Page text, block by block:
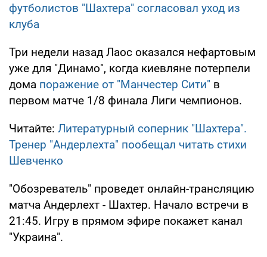
футболистов "Шахтера" согласовал уход из
клуба
Три недели назад Лаос оказался нефартовым
уже для "Динамо", когда киевляне потерпели
дома поражение от "Манчестер Сити" в
первом матче 1/8 финала Лиги чемпионов.
Читайте: Литературный соперник "Шахтера".
Тренер "Андерлехта" пообещал читать стихи
Шевченко
"Обозреватель" проведет онлайн-трансляцию
матча Андерлехт - Шахтер. Начало встречи в
21:45. Игру в прямом эфире покажет канал
"Украина".